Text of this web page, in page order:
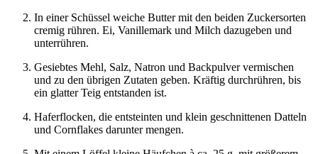
In einer Schüssel weiche Butter mit den beiden Zuckersorten
cremig rühren. Ei, Vanillemark und Milch dazugeben und
unterrühren.
Gesiebtes Mehl, Salz, Natron und Backpulver vermischen
und zu den übrigen Zutaten geben. Kräftig durchrühren, bis
ein glatter Teig entstanden ist.
Haferflocken, die entsteinten und klein geschnittenen Datteln
und Cornflakes darunter mengen.